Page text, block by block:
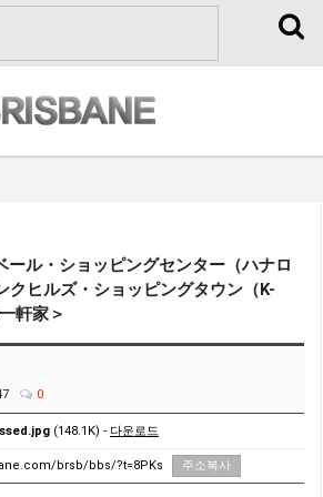
Toggle
ール・ショッピングセンター（ハナロ
クヒルズ・ショッピングタウン（K-
軒家＞
0
(148.1K) - 다운로드
brsb/bbs/?t=8PKs 주소복사